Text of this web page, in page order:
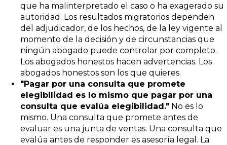
que ha malinterpretado el caso o ha exagerado su
autoridad. Los resultados migratorios dependen
del adjudicador, de los hechos, de la ley vigente al
momento de la decisión y de circunstancias que
ningún abogado puede controlar por completo.
Los abogados honestos hacen advertencias. Los
abogados honestos son los que quieres.
"Pagar por una consulta que promete
elegibilidad es lo mismo que pagar por una
consulta que evalúa elegibilidad." No es lo
mismo. Una consulta que promete antes de
evaluar es una junta de ventas. Una consulta que
evalúa antes de responder es asesoría legal. La